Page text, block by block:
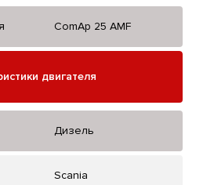
ComAp 25 AMF
двигателя
Дизель
Scania